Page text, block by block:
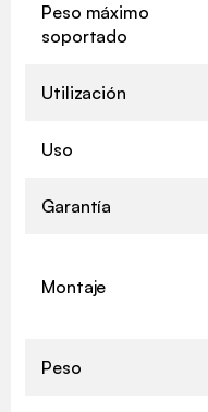
Peso máximo
soportado
Utilización
Uso
Garantía
Montaje
Peso